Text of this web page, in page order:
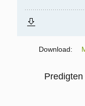
Download: